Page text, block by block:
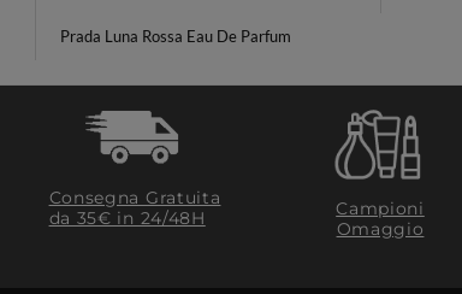
Prada Luna Rossa Eau De Parfum
Consegna Gratuita
da 35€​ in 24/48H
Campioni
Omaggio